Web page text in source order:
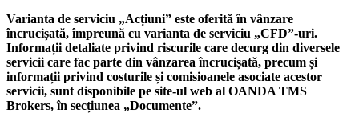
Varianta de serviciu „Acțiuni” este oferită în vânzare
încrucișată, împreună cu varianta de serviciu „CFD”-uri.
Informații detaliate privind riscurile care decurg din diversele
servicii care fac parte din vânzarea încrucișată, precum și
informații privind costurile și comisioanele asociate acestor
servicii, sunt disponibile pe site-ul web al OANDA TMS
Brokers, în secțiunea „Documente”.